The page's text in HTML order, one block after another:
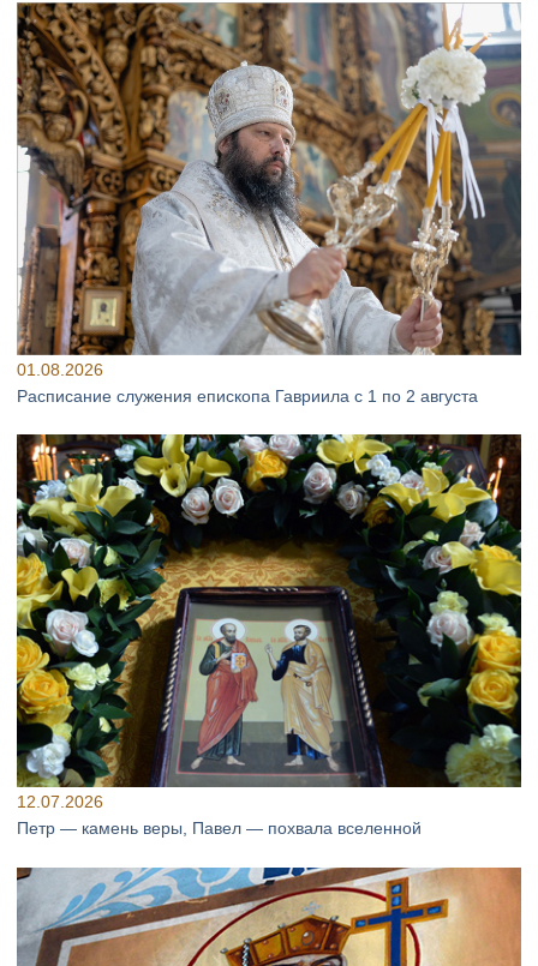
01.08.2026
Расписание служения епископа Гавриила с 1 по 2 августа
12.07.2026
Петр — камень веры, Павел — похвала вселенной